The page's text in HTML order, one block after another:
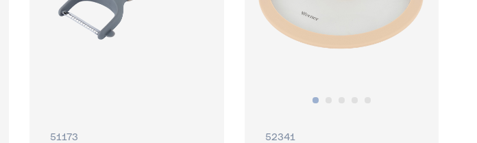
51173 52341